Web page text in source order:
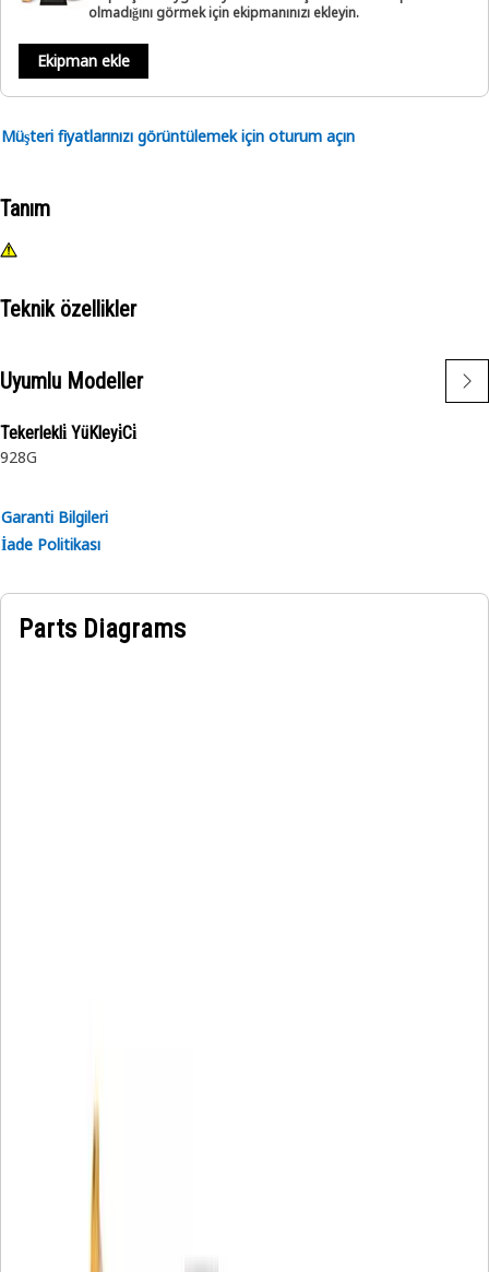
olmadığını görmek için ekipmanınızı ekleyin.
Ekipman ekle
Müşteri fiyatlarınızı görüntülemek için oturum açın
Tanım
Teknik özellikler
Uyumlu Modeller
Tekerlekli̇ YüKleyi̇Ci̇
928G
Garanti Bilgileri
İade Politikası
Parts Diagrams